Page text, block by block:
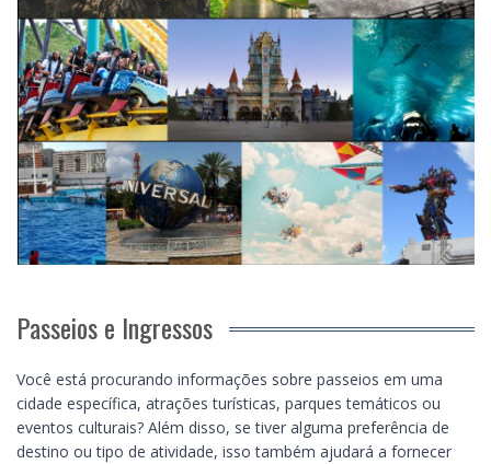
Passeios e Ingressos
Você está procurando informações sobre passeios em uma
cidade específica, atrações turísticas, parques temáticos ou
eventos culturais? Além disso, se tiver alguma preferência de
destino ou tipo de atividade, isso também ajudará a fornecer